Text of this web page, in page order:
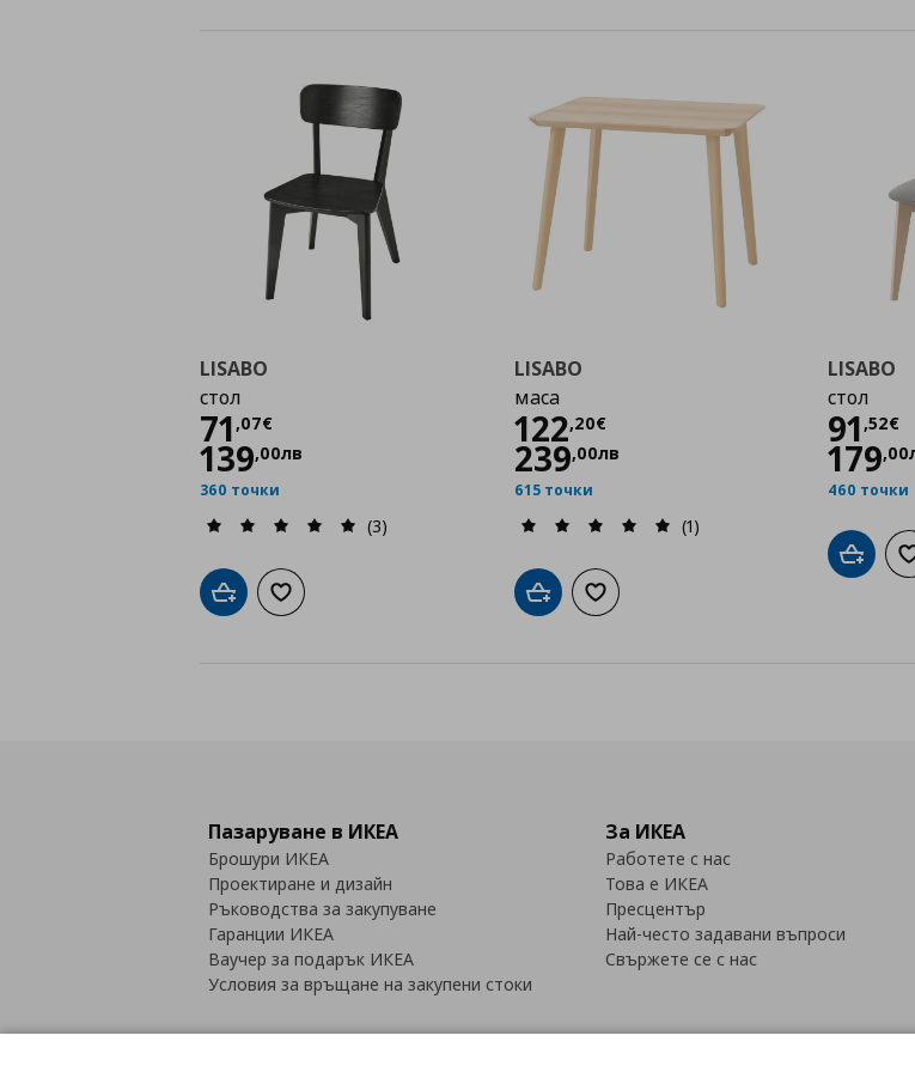
LISABO
стол
71,07€
Цена
139,00лв
360 точки
(3)
Добави в кошницата
Добави към списъка с любими
LISABO
маса
122,20€
Цена
239,00лв
615 точки
(1)
Добави в кошницата
Добави към списъка с любими
LISABO
стол
91 ,52€
Цена
179,00
460 точки
Добави
Пазаруване в ИКЕА
Брошури ИКЕА
Проектиране и дизайн
Ръководства за закупуване
Гаранции ИКЕА
Ваучер за подарък ИКЕА
Условия за връщане на закупени стоки
За ИКЕА
Работете с нас
Това е ИКЕА
Пресцентър
Най-често задавани въпроси
Свържете се с нас